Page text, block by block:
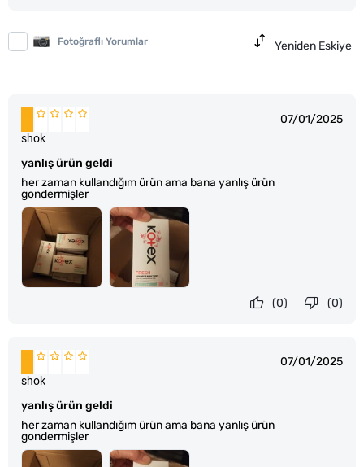
Fotoğraflı Yorumlar Yeniden Eskiye
07/01/2025
yanlış ürün geldi
her zaman kullandığım ürün ama bana yanlış ürün
gondermişler
shok
(0)
(0)
07/01/2025
yanlış ürün geldi
her zaman kullandığım ürün ama bana yanlış ürün
gondermişler
shok